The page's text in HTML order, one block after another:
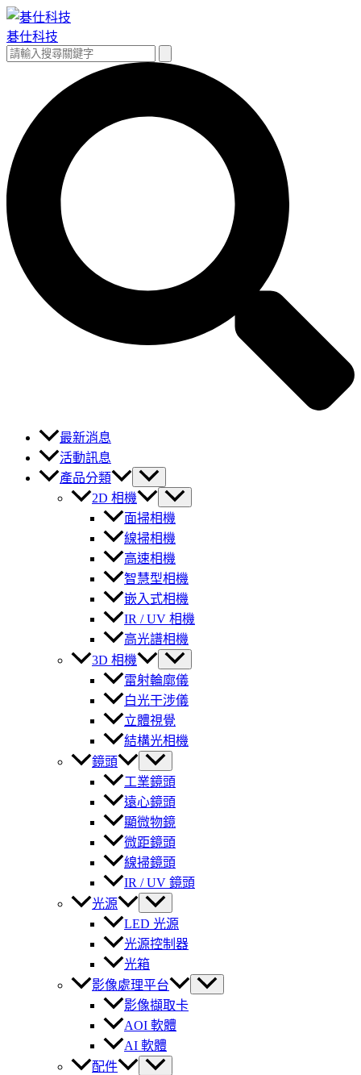
跳
至
主
碁仕科技
搜
最新消息
活動訊息
產品分類
2D 相機
面掃相機
線掃相機
高速相機
智慧型相機
嵌入式相機
IR / UV 相機
高光譜相機
3D 相機
雷射輪廓儀
白光干涉儀
立體視覺
結構光相機
鏡頭
工業鏡頭
遠心鏡頭
顯微物鏡
微距鏡頭
線掃鏡頭
IR / UV 鏡頭
光源
LED 光源
光源控制器
光箱
影像處理平台
影像擷取卡
AOI 軟體
AI 軟體
配件